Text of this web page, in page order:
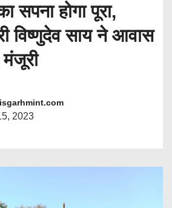
सपना होगा पूरा,
विष्णुदेव साय ने आवास
मंजूरी
2023